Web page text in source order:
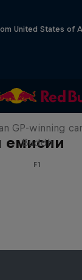
United States of
емисии
Returns to
GP-winning
Buddh
F1